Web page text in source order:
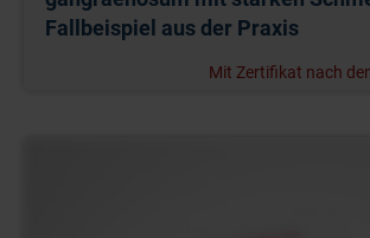
Fallbeispiel aus der Praxis
Mit Zertifikat nach